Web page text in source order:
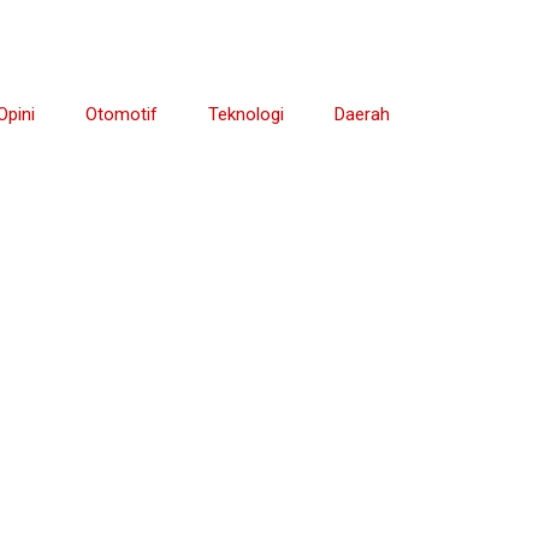
Otomotif Teknologi Daerah